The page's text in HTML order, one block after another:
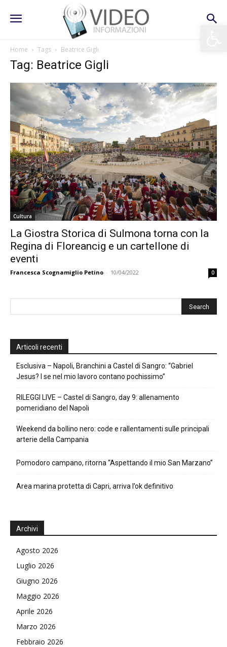
Home Tags Beatrice Gigli
Tag: Beatrice Gigli
Cultura
La Giostra Storica di Sulmona torna con la
Regina di Floreancig e un cartellone di
eventi
Francesca Scognamiglio Petino - 10/04/2022 0
Articoli recenti
Esclusiva – Napoli, Branchini a Castel di Sangro: “Gabriel
Jesus? I se nel mio lavoro contano pochissimo”
RILEGGI LIVE – Castel di Sangro, day 9: allenamento
pomeridiano del Napoli
Weekend da bollino nero: code e rallentamenti sulle principali
arterie della Campania
Pomodoro campano, ritorna “Aspettando il mio San Marzano”
Area marina protetta di Capri, arriva l’ok definitivo
Archivi
Agosto 2026
Luglio 2026
Giugno 2026
Maggio 2026
Aprile 2026
Marzo 2026
Febbraio 2026